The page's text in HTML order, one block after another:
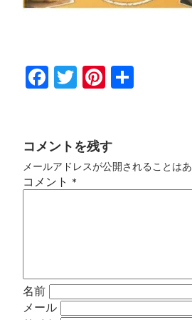
Fac
Twi
Pin
コメントを残す
メールアドレスが公開されることはあ
コメント *
名前
メール